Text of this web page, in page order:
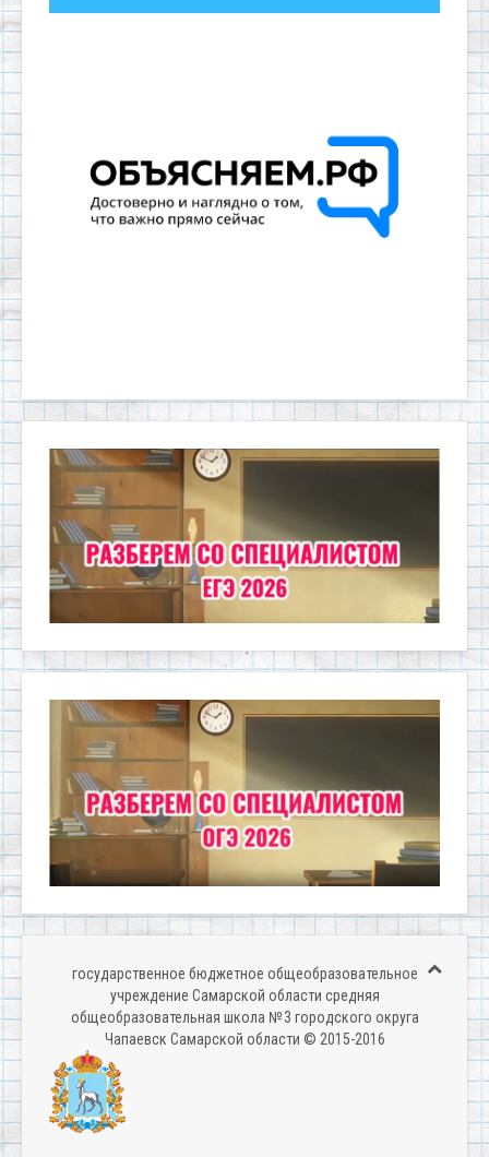
государственное бюджетное общеобразовательное
учреждение Самарской области средняя
общеобразовательная школа № 3 городского округа
Чапаевск Самарской области © 2015-2016